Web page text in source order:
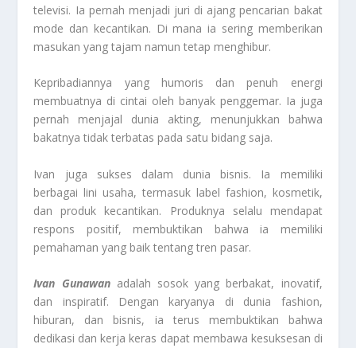
televisi. Ia pernah menjadi juri di ajang pencarian bakat
mode dan kecantikan. Di mana ia sering memberikan
masukan yang tajam namun tetap menghibur.
Kepribadiannya yang humoris dan penuh energi
membuatnya di cintai oleh banyak penggemar. Ia juga
pernah menjajal dunia akting, menunjukkan bahwa
bakatnya tidak terbatas pada satu bidang saja.
Ivan juga sukses dalam dunia bisnis. Ia memiliki
berbagai lini usaha, termasuk label fashion, kosmetik,
dan produk kecantikan. Produknya selalu mendapat
respons positif, membuktikan bahwa ia memiliki
pemahaman yang baik tentang tren pasar.
Ivan Gunawanadalah sosok yang berbakat, inovatif,
dan inspiratif. Dengan karyanya di dunia fashion,
hiburan, dan bisnis, ia terus membuktikan bahwa
dedikasi dan kerja keras dapat membawa kesuksesan di